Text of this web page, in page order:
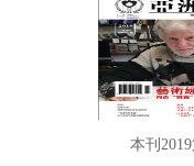
本刊